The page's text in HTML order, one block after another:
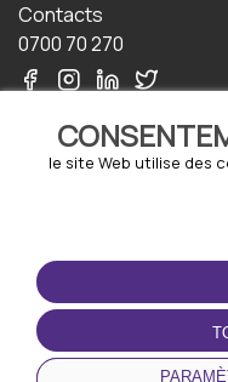
le site Web utilise des
Contacts
0700 70 270
TERMS-OF-USE
Termes et conditions
Politique de
Politique relative aux
cookies